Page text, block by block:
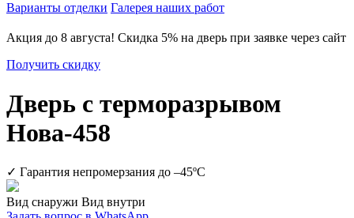
Варианты отделки Галерея наших работ
Акция до 8 августа! Скидка 5% на дверь при заявке через сайт
Получить скидку
Дверь с терморазрывом
Нова-458
✓ Гарантия непромерзания до –45ºC
Вид снаружи Вид внутри